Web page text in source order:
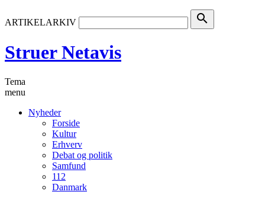
ARTIKELARKIV search
Struer Netavis
Tema
menu
Nyheder
Forside
Kultur
Erhverv
Debat og politik
Samfund
112
Danmark